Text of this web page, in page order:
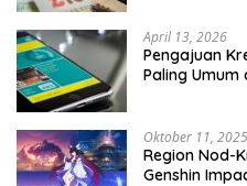
April 13, 2026
Pengajuan
Paling Umum
Oktober 11, 2025
Region Nod-
Genshin